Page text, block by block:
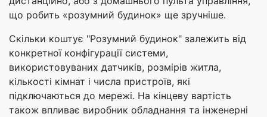
що робить «розумний будинок» ще зручніше.
Скільки коштує "Розумний будинок" залежить від
конкретної конфігурації системи,
використовуваних датчиків, розмірів житла,
кількості кімнат і числа пристроїв, які
підключаються до мережі. На кінцеву вартість
також впливає виробник обладнання та інженерні